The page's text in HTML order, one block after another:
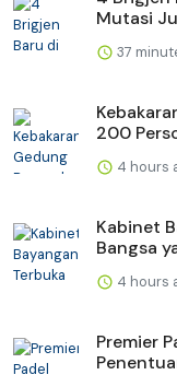
Mutasi
37
200
4 hours
Kabinet
Bangsa
4 hours
Premier